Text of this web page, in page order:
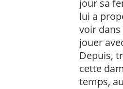
jour sa
lui a
voir
jouer
Depuis,
cette
temps,